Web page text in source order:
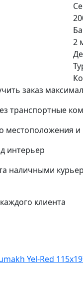
2
заказ
транспортные
и
интерьер
клиента